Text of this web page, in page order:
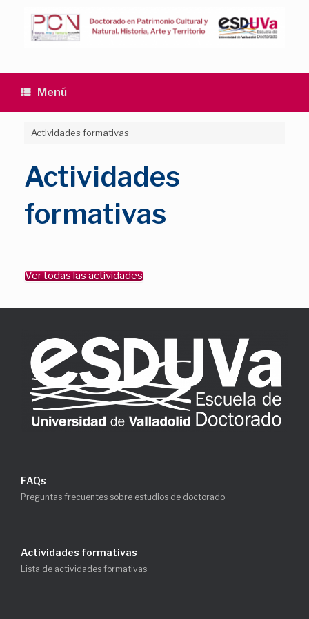
contenido
Menú
Actividades formativas
Actividades
formativas
Ver todas las actividades
FAQs
Preguntas frecuentes sobre estudios de doctorado
Actividades formativas
Lista de actividades formativas